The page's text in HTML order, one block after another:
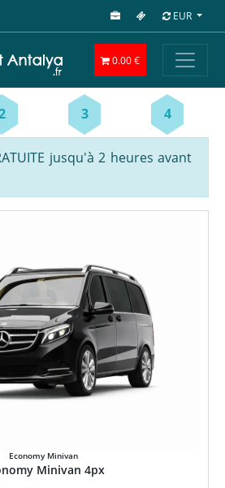
EUR
0.00 €
3 4
jusqu'à 2 heures avant
Economy Minivan
Minivan 4px